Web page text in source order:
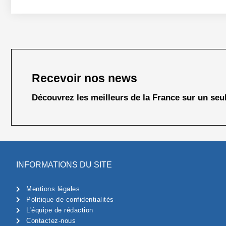
Recevoir nos news
Découvrez les meilleurs de la France sur un
INFORMATIONS DU SITE
Mentions légales
Politique de confidentialités
L'équipe de rédaction
Contactez-nous